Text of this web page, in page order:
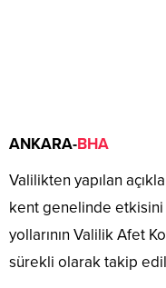
ANKARA-BHA
Valilikten yapılan
kent genelinde etkisini
yollarının Valilik Afet
sürekli olarak takip